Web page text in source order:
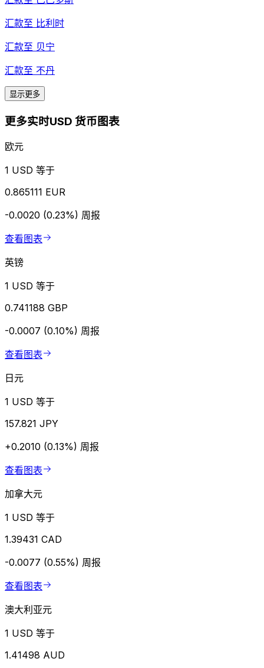
汇款至 比利时
汇款至 贝宁
汇款至 不丹
显示更多
更多实时USD 货币图表
欧元
1 USD 等于
0.865111 EUR
-0.0020 (0.23%) 周报
查看图表
英镑
1 USD 等于
0.741188 GBP
-0.0007 (0.10%) 周报
查看图表
日元
1 USD 等于
157.821 JPY
+0.2010 (0.13%) 周报
查看图表
加拿大元
1 USD 等于
1.39431 CAD
-0.0077 (0.55%) 周报
查看图表
澳大利亚元
1 USD 等于
1.41498 AUD